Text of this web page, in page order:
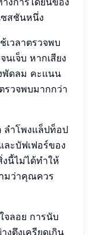
สชันหนึ่ง
เวลาตรวจพบ
เจ็บ หากเสียง
พัดลม คะแนน
วจพบมากกว่า
ลำโพงแล็ปท็อป
ละบัฟเฟอร์ของ
นี้ไม่ได้ทำให้
มว่าคุณควร
จลอย การนับ
ตึงเครียดเกิน